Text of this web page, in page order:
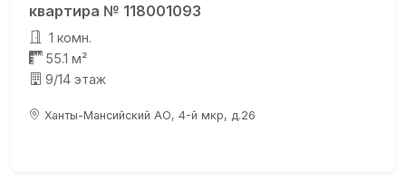
квартира № 118001093
1 комн.
55.1 м²
9/14 этаж
Ханты-Мансийский АО, 4-й мкр, д.26